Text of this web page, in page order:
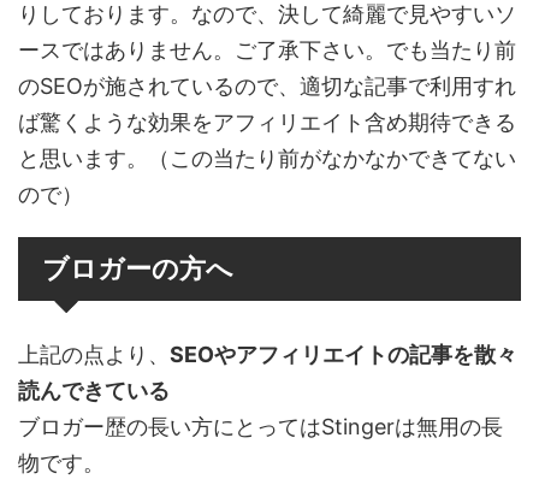
りしております。なので、決して綺麗で見やすいソ
ースではありません。ご了承下さい。でも当たり前
のSEOが施されているので、適切な記事で利用すれ
ば驚くような効果をアフィリエイト含め期待できる
と思います。（この当たり前がなかなかできてない
ので）
ブロガーの方へ
上記の点より、 SEOやアフィリエイトの記事を散々
読んできている
ブロガー歴の長い方にとってはStingerは無用の長
物です。